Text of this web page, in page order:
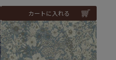
カートに入れる